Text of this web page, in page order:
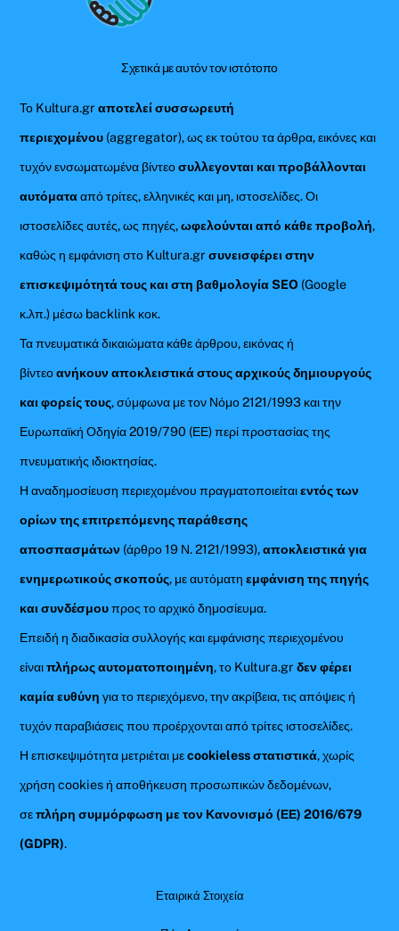
Σχετικά με αυτόν τον ιστότοπο
Το Kultura.grαποτελεί συσσωρευτή
περιεχομένου (aggregator), ως εκ τούτου τα άρθρα, εικόνες και
τυχόν ενσωματωμένα βίντεοσυλλεγονται και προβάλλονται
αυτόματααπό τρίτες, ελληνικές και μη, ιστοσελίδες. Οι
ιστοσελίδες αυτές, ως πηγές,ωφελούνται από κάθε προβολή,
καθώς η εμφάνιση στο Kultura.gr συνεισφέρει στην
επισκεψιμότητά τους και στη βαθμολογία SEO (Google
κ.λπ.) μέσω backlink κοκ.
Τα πνευματικά δικαιώματα κάθε άρθρου, εικόνας ή
βίντεοανήκουν αποκλειστικά στους αρχικούς δημιουργούς
και φορείς τους, σύμφωνα με τον Νόμο 2121/1993 και την
Ευρωπαϊκή Οδηγία 2019/790 (ΕΕ) περί προστασίας της
πνευματικής ιδιοκτησίας.
Η αναδημοσίευση περιεχομένου πραγματοποιείταιεντός των
ορίων της επιτρεπόμενης παράθεσης
αποσπασμάτων (άρθρο 19 Ν. 2121/1993),αποκλειστικά για
ενημερωτικούς σκοπούς, με αυτόματηεμφάνιση της πηγής
και συνδέσμουπρος το αρχικό δημοσίευμα.
Επειδή η διαδικασία συλλογής και εμφάνισης περιεχομένου
είναιπλήρως αυτοματοποιημένη, το Kultura.grδεν φέρει
καμία ευθύνη για το περιεχόμενο, την ακρίβεια, τις απόψεις ή
τυχόν παραβιάσεις που προέρχονται από τρίτες ιστοσελίδες.
Η επισκεψιμότητα μετριέται μεcookieless στατιστικά, χωρίς
χρήση cookies ή αποθήκευση προσωπικών δεδομένων,
σεπλήρη συμμόρφωση με τον Κανονισμό (ΕΕ) 2016/679
(GDPR).
Εταιρικά Στοιχεία